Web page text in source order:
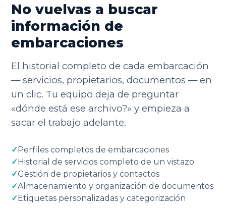
No vuelvas a buscar
información de
embarcaciones
El historial completo de cada embarcación
— servicios, propietarios, documentos — en
un clic. Tu equipo deja de preguntar
«dónde está ese archivo?» y empieza a
sacar el trabajo adelante.
✓Perfiles completos de embarcaciones
✓Historial de servicios completo de un vistazo
✓Gestión de propietarios y contactos
✓Almacenamiento y organización de documentos
✓Etiquetas personalizadas y categorización